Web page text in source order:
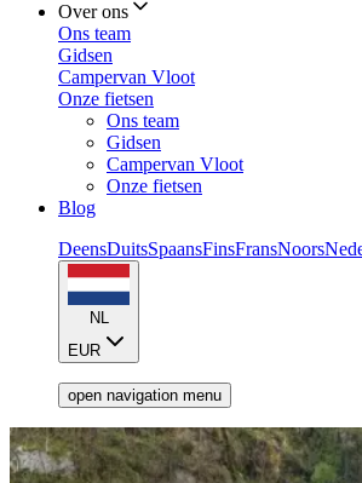
Over ons
Ons team
Gidsen
Campervan Vloot
Onze fietsen
Ons team
Gidsen
Campervan Vloot
Onze fietsen
Blog
DeensDuitsSpaansFinsFransNoors
NL
EUR
open navigation menu